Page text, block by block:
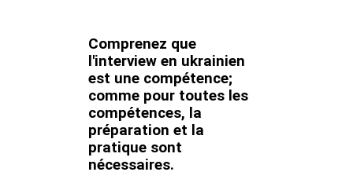
Comprenez que
l'interview en ukrainien
est une compétence;
comme pour toutes les
compétences, la
préparation et la
pratique sont
nécessaires.